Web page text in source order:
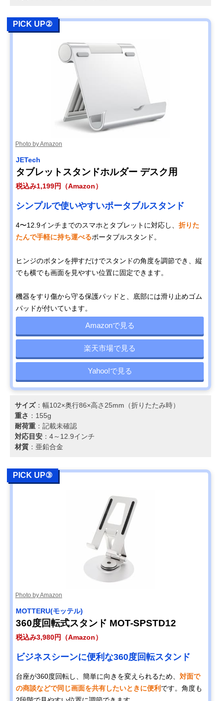
PICK UP②
Photo by Amazon
JETech
タブレットスタンドホルダー デスク用
税込み1,199円（Amazon）
シンプルで使いやすいポータブルスタンド
4〜12.9インチまでのスマホとタブレットに対応し、 折りた
たんで手軽に持ち運べるポータブルスタンド。
ヒンジのボタンを押すだけでスタンドの角度を調節でき、縦
でも横でも画面を見やすい位置に固定できます。
機器をすり傷から守る保護パッドと、底部には滑り止めゴム
パッドが付いています。
Amazonで見る
楽天市場で見る
Yahoo!で見る
サイズ：幅102×奥行86×高さ25mm（折りたたみ時）
重さ ：155g
耐荷重 ：記載未確認
対応目安 ：4～12.9インチ
材質 ：亜鉛合金
PICK UP③
Photo by Amazon
MOTTERU(モッテル)
360度回転式スタンド MOT-SPSTD12
税込み3,980円（Amazon）
ビジネスシーンに便利な360度回転スタンド
台座が360度回転し、簡単に向きを変えられるため、 対面で
の商談などで同じ画面を共有したいときに便利 です。角度も